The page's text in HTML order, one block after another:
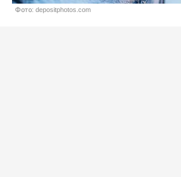
Фото: depositphotos.com